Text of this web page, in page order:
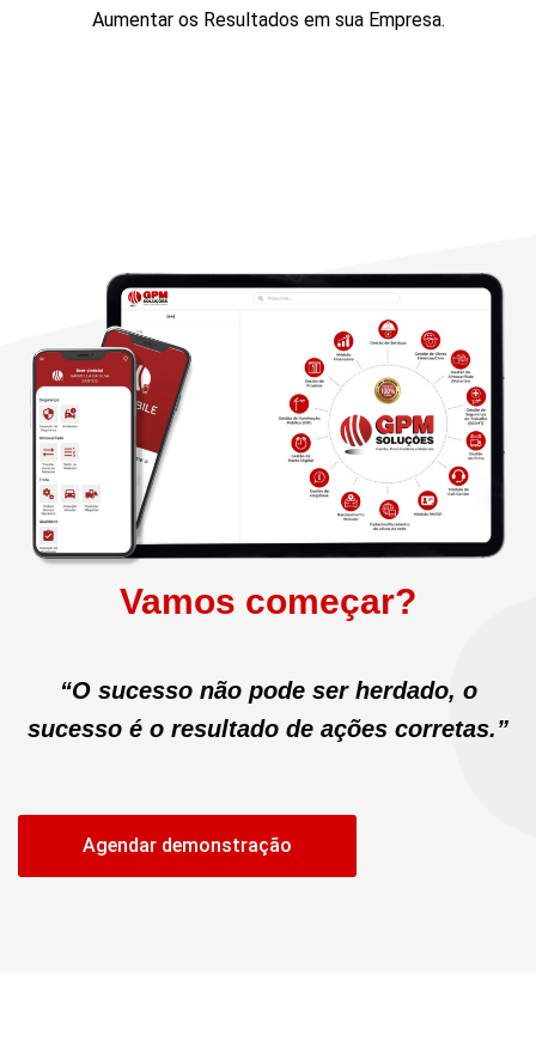
Aumentar os Resultados em sua Empresa.
Vamos começar?
“O sucesso não pode ser herdado, o
sucesso é o resultado de ações corretas.”
Agendar demonstração